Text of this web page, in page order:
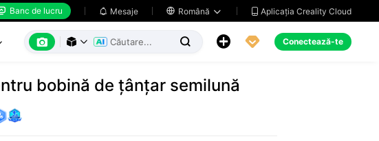
Banc de lucru  Mesaje  Română   Aplicația Creality Cloud
      Conectează-te
bobină de țânțar semilună